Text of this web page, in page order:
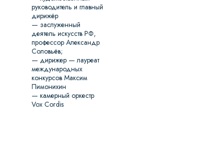
руководитель и главный
дирижёр
— заслуженный
деятель искусств РФ,
профессор Александр
Соловьёв;
— ⁠дирижер — лауреат
международных
конкурсов Максим
Пимонихин
— ⁠камерный оркестр
Vox Cordis